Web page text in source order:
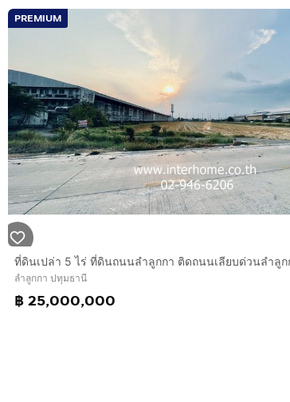
PREMIUM
ลำลูกกา ปทุมธานี
฿ 25,000,000